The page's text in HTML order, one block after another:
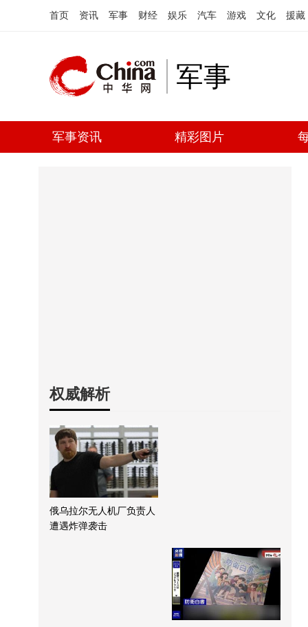
首页 资讯 军事 财经 娱乐 汽车 游戏 文化 援藏
军事
军事资讯 精彩图片
权威解析
俄乌拉尔无人机厂负责人
遭遇炸弹袭击